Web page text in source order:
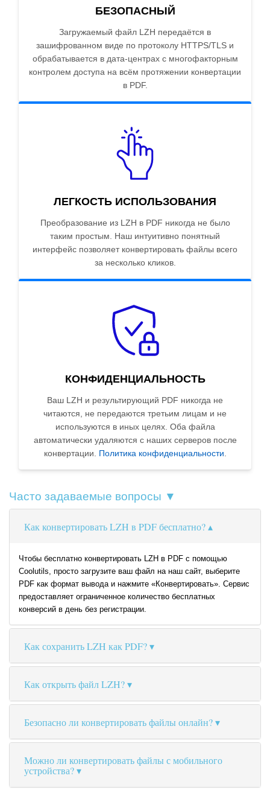
БЕЗОПАСНЫЙ
Загружаемый файл LZH передаётся в
зашифрованном виде по протоколу HTTPS/TLS и
обрабатывается в дата-центрах с многофакторным
контролем доступа на всём протяжении конвертации
в PDF.
ЛЕГКОСТЬ ИСПОЛЬЗОВАНИЯ
Преобразование из LZH в PDF никогда не было
таким простым. Наш интуитивно понятный
интерфейс позволяет конвертировать файлы всего
за несколько кликов.
КОНФИДЕНЦИАЛЬНОСТЬ
Ваш LZH и результирующий PDF никогда не
читаются, не передаются третьим лицам и не
используются в иных целях. Оба файла
автоматически удаляются с наших серверов после
конвертации. Политика конфиденциальности
Часто задаваемые вопросы ▼
Как конвертировать LZH в PDF бесплатно?
Чтобы бесплатно конвертировать LZH в PDF с помощью
Coolutils, просто загрузите ваш файл на наш сайт, выберите
PDF как формат вывода и нажмите «Конвертировать». Сервис
предоставляет ограниченное количество бесплатных
конверсий в день без регистрации.
Как сохранить LZH как PDF?
Как открыть файл LZH?
Безопасно ли конвертировать файлы онлайн?
Можно ли конвертировать файлы с мобильного
устройства?